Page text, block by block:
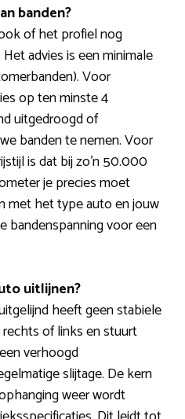
banden?
of het profiel nog
advies is een minimale
Voor
op ten minste 4
uitgedroogd of
banden te nemen. Voor
is dat bij zo’n 50.000
je precies moet
met het type auto en jouw
bandenspanning voor een
uitlijnen?
heeft geen stabiele
of links en stuurt
verhoogd
slijtage. De kern
weer wordt